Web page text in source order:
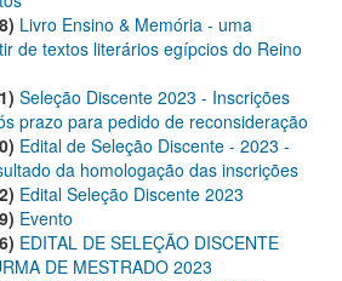
Livro Ensino & Memória - uma
de textos literários egípcios do Reino
Seleção Discente 2023 - Inscrições
prazo para pedido de reconsideração
Edital de Seleção Discente - 2023 -
da homologação das inscrições
Edital Seleção Discente 2023
Evento
EDITAL DE SELEÇÃO DISCENTE
DE MESTRADO 2023